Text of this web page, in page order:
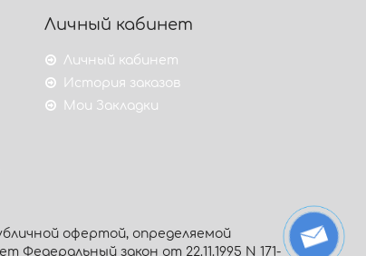
Личный кабинет
Личный кабинет
История заказов
Мои Закладки
офертой, определяемой
закон от 22.11.1995 N 171-